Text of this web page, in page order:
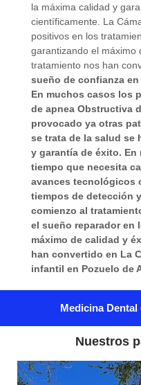
la máxima calidad y
científicamente. La
positivos en los
garantizando el máximo
tratamiento nos han
sueño de confianza
En muchos casos los
de apnea Obstructiva
provocado ya otras
se trata de la salud se
y garantía de éxito.
tiempo que necesita
avances tecnológicos
tiempos de detección
comienzo al
el sueño reparador en
máximo de calidad y
han convertido en La
infantil en Pozuelo de
Medicina Dental
Nuestros